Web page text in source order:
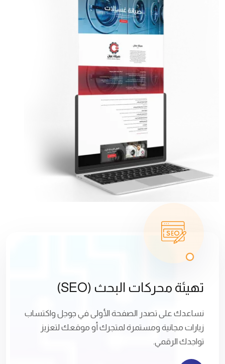
تهيئة محركات البحث (SEO)
نساعدك على تصدر الصفحة الأولى في جوجل واكتساب
زيارات مجانية ومستمرة لمتجرك أو موقعك لتعزيز
تواجدك الرقمي.